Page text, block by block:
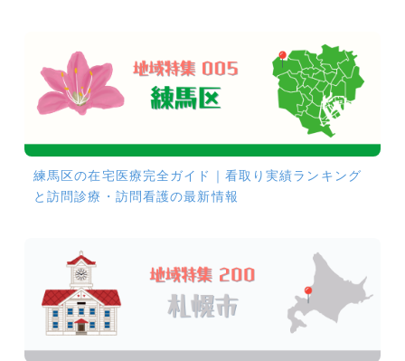
練馬区の在宅医療完全ガイド｜看取り実績ランキング
と訪問診療・訪問看護の最新情報